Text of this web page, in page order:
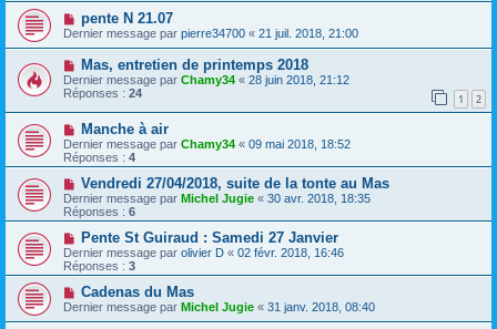
pente N 21.07
Dernier message par pierre34700 « 21 juil. 2018, 21:00
Mas, entretien de printemps 2018
Dernier message par Chamy34 « 28 juin 2018, 21:12
Réponses : 24 1 2
Manche à air
Dernier message par Chamy34 « 09 mai 2018, 18:52
Réponses : 4
Vendredi 27/04/2018, suite de la tonte au Mas
Dernier message par Michel Jugie « 30 avr. 2018, 18:35
Réponses : 6
Pente St Guiraud : Samedi 27 Janvier
Dernier message par olivier D « 02 févr. 2018, 16:46
Réponses : 3
Cadenas du Mas
Dernier message par Michel Jugie « 31 janv. 2018, 08:40